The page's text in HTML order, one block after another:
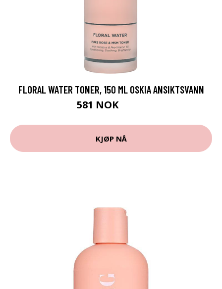
FLORAL WATER TONER, 150 ML OSKIA ANSIKTSVANN
581 NOK
KJØP NÅ